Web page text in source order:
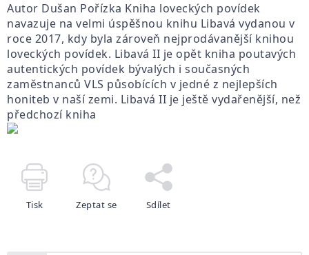
Autor Dušan Pořízka Kniha loveckých povídek
navazuje na velmi úspěšnou knihu Libavá vydanou v
roce 2017, kdy byla zároveň nejprodávanější knihou
loveckých povídek. Libavá II je opět kniha poutavých
autentických povídek bývalých i současných
zaměstnanců VLS působících v jedné z nejlepších
honiteb v naší zemi. Libavá II je ještě vydařenější, než
předchozí kniha
Tisk Zeptat se Sdílet